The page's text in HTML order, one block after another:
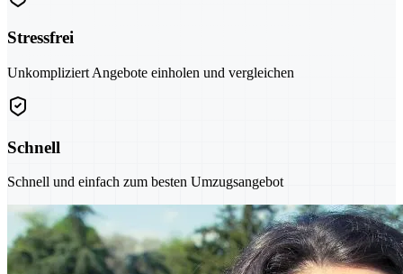
Stressfrei
Unkompliziert Angebote einholen und vergleichen
Schnell
Schnell und einfach zum besten Umzugsangebot